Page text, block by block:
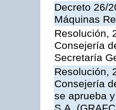
Decreto 26/
Máquinas
Resolución,
Consejería
Secretaría
Resolución,
Consejería
se aprueba